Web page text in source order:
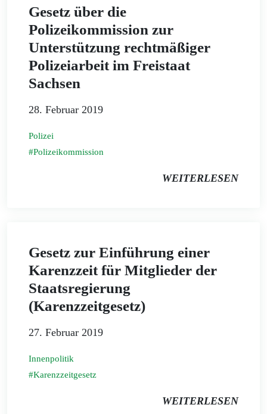
Gesetz über die
Polizeikommission zur
Unterstützung rechtmäßiger
Polizeiarbeit im Freistaat
Sachsen
28. Februar 2019
Polizei
Polizeikommission
WEITERLESEN
Gesetz zur Einführung einer
Karenzzeit für Mitglieder der
Staatsregierung
(Karenzzeitgesetz)
27. Februar 2019
Innenpolitik
Karenzzeitgesetz
WEITERLESEN